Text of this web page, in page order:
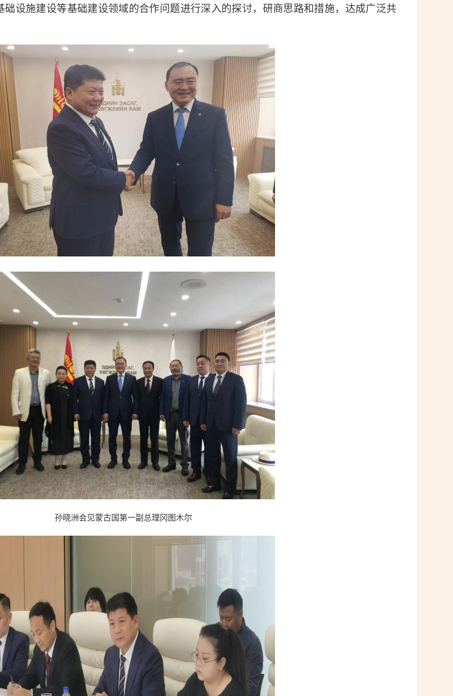
设施建设等基础建设领域的合作问题进行深入的探讨，研商思路和措施，达成广泛共
孙晓洲会见蒙古国第一副总理冈图木尔